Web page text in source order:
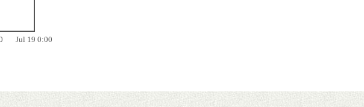
Jul 19 0:00